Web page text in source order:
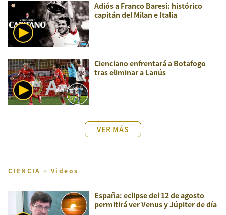
Adiós a Franco Baresi: histórico
capitán del Milan e Italia
Cienciano enfrentará a Botafogo
tras eliminar a Lanús
VER MÁS
CIENCIA + Videos
España: eclipse del 12 de agosto
permitirá ver Venus y Júpiter de día